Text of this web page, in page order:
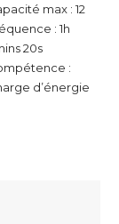
max : 12
: 1h
20s
:
d’énergie